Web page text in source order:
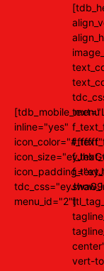
[tdb_mobile_menu
inline="yes"
icon_color="#ffffff"
menu_id="2"]
vert-